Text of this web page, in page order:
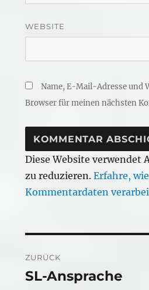
WEBSITE
Name, E-Mail-Adresse und
Browser für meinen nächsten
Diese Website verwendet
zu reduzieren. Erfahre,
Kommentardaten
ZURÜCK
Vorheriger
SL-Ansprache